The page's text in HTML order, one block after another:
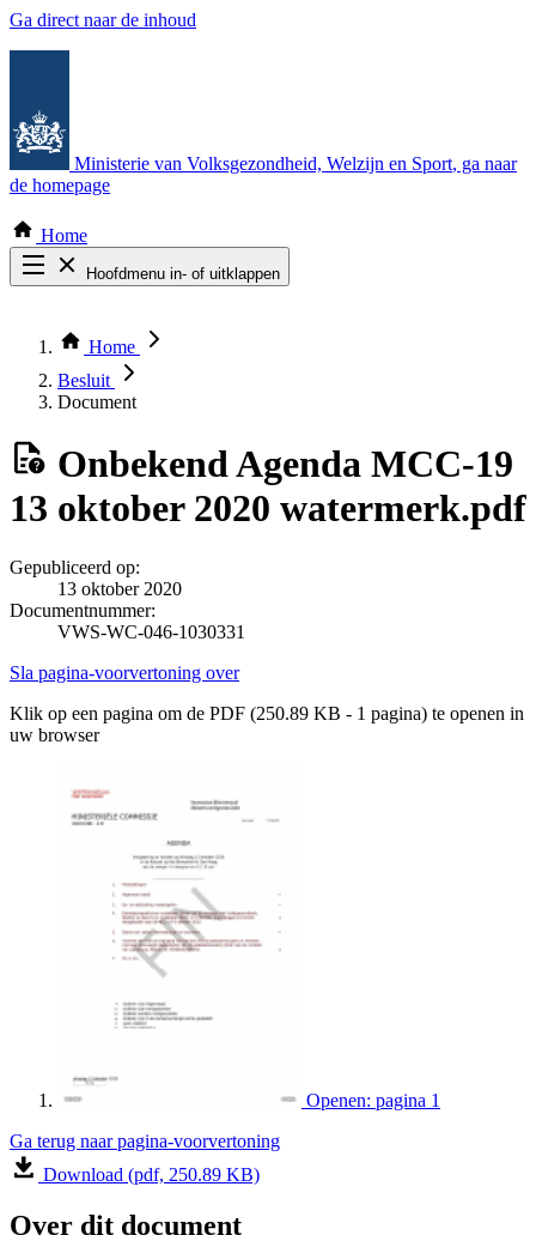
Ga direct naar de inhoud
Ministerie van Volksgezondheid, Welzijn en Sport, ga naar
de homepage
Home
Hoofdmenu in- of uitklappen
Thema COVID-19
Bekijk per bestuursorgaan
Home
Besluit
Document
OnbekendAgenda MCC‐19
13 oktober 2020 watermerk.pdf
Gepubliceerd op:
13 oktober 2020
Documentnummer:
VWS-WC-046-1030331
Sla pagina-voorvertoning over
Klik op een pagina om de PDF (250.89 KB - 1 pagina) te openen in
uw browser
Openen: pagina 1
Ga terug naar pagina-voorvertoning
Download (pdf, 250.89 KB)
Over dit document